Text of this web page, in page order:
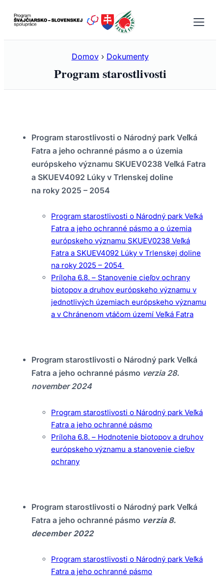
Domov › Dokumenty
Program starostlivosti
Program starostlivosti o Národný park Veľká
Fatra a jeho ochranné pásmo a o územia
európskeho významu SKUEV0238 Veľká Fatra
a SKUEV4092 Lúky v Trlenskej doline
na roky 2025 – 2054
Program starostlivosti o Národný park Veľká
Fatra a jeho ochranné pásmo a o územia
európskeho významu SKUEV0238 Veľká
Fatra a SKUEV4092 Lúky v Trlenskej doline
na roky 2025 – 2054
Príloha 6.8. – Stanovenie cieľov ochrany
biotopov a druhov európskeho významu v
jednotlivých územiach európskeho významu
a v Chránenom vtáčom území Veľká Fatra
Program starostlivosti o Národný park Veľká
Fatra a jeho ochranné pásmo verzia 28.
november 2024
Program starostlivosti o Národný park Veľká
Fatra a jeho ochranné pásmo
Príloha 6.8. – Hodnotenie biotopov a druhov
európskeho významu a stanovenie cieľov
ochrany
Program starostlivosti o Národný park Veľká
Fatra a jeho ochranné pásmo verzia 8.
december 2022
Program starostlivosti o Národný park Veľká
Fatra a jeho ochranné pásmo